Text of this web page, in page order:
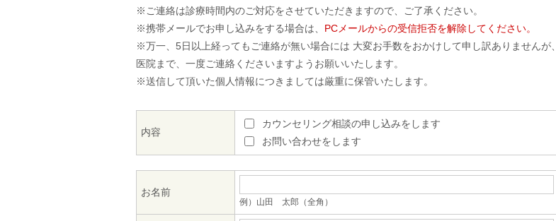
※ご連絡は診療時間内のご対応をさせていただきますので、ご了承ください。
※携帯メールでお申し込みをする場合は、 PCメールからの受信拒否を解除してください。
※万一、5日以上経ってもご連絡が無い場合には 大変お手数をおかけして申し訳ありませんが、
医院まで、一度ご連絡くださいますようお願いいたします。
※送信して頂いた個人情報につきましては厳重に保管いたします。
内容
カウンセリング相談の申し込みをします
お問い合わせをします
お名前
例）山田 太郎（全角）